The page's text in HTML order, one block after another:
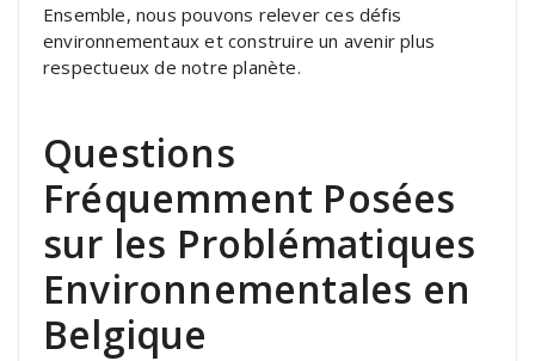
Ensemble, nous pouvons relever ces défis
environnementaux et construire un avenir plus
respectueux de notre planète.
Questions
Fréquemment Posées
sur les Problématiques
Environnementales en
Belgique